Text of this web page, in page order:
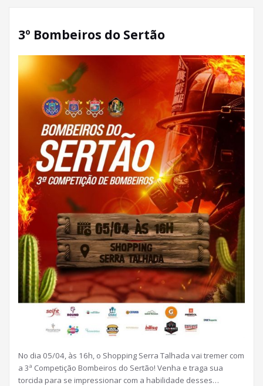
3º Bombeiros do Sertão
No dia 05/04, às 16h, o Shopping Serra Talhada vai tremer com
a 3ª Competição Bombeiros do Sertão! Venha e traga sua
torcida para se impressionar com a habilidade desses…